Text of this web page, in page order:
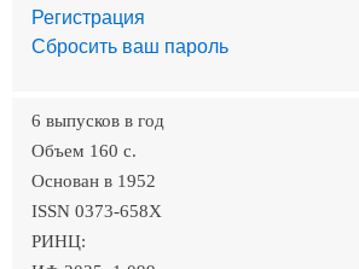
Регистрация
Сбросить ваш пароль
6 выпусков в год
Объем 160 c.
Основан в 1952
ISSN 0373-658X
РИНЦ: